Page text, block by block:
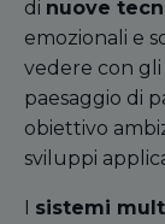
di nuove
emozionali e
vedere con
paesaggio di
obiettivo
sviluppi
I sistemi